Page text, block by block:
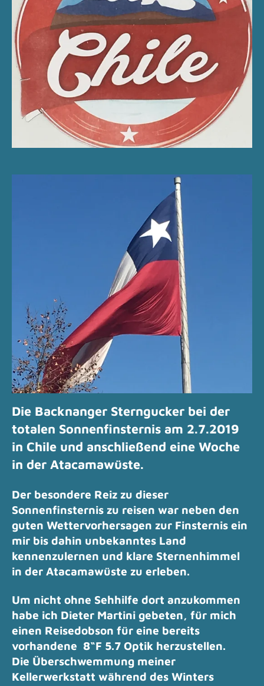
Die Backnanger Sterngucker bei der
totalen Sonnenfinsternis am 2.7.2019
in Chile und anschließend eine Woche
in der Atacamawüste.
Der besondere Reiz zu dieser
Sonnenfinsternis zu reisen war neben den
guten Wettervorhersagen zur Finsternis ein
mir bis dahin unbekanntes Land
kennenzulernen und klare Sternenhimmel
in der Atacamawüste zu erleben.
Um nicht ohne Sehhilfe dort anzukommen
habe ich Dieter Martini gebeten, für mich
einen Reisedobson für eine bereits
vorhandene 8“F 5.7 Optik herzustellen.
Die Überschwemmung meiner
Kellerwerkstatt während des Winters